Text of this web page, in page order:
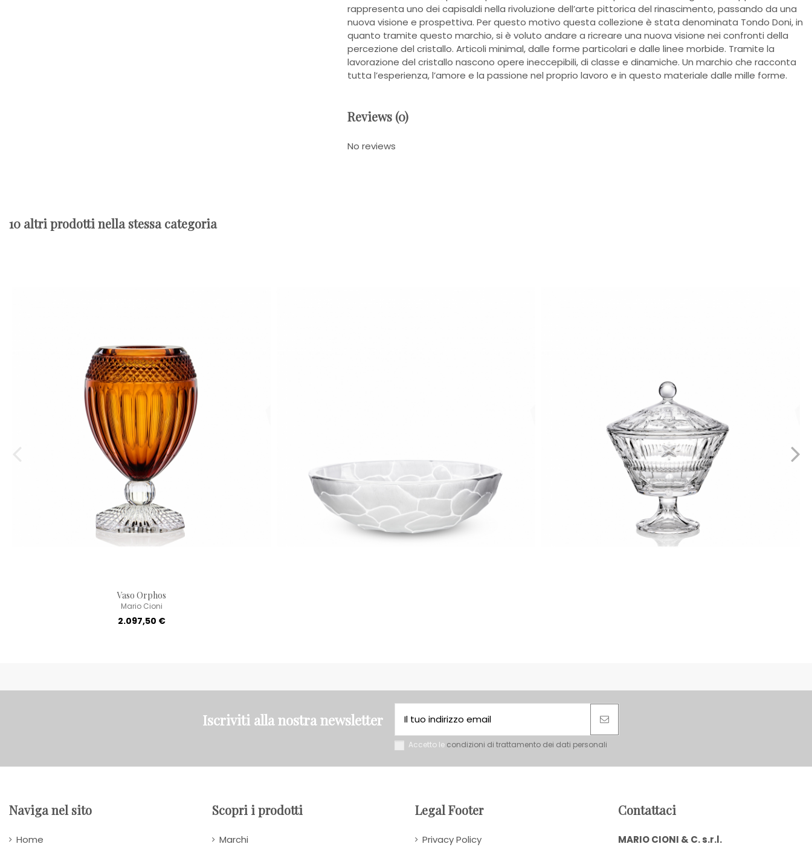
rappresenta uno dei capisaldi nella rivoluzione dell’arte pittorica del rinascimento, passando da una
nuova visione e prospettiva. Per questo motivo questa collezione è stata denominata Tondo Doni, in
quanto tramite questo marchio, si è voluto andare a ricreare una nuova visione nei confronti della
percezione del cristallo. Articoli minimal, dalle forme particolari e dalle linee morbide. Tramite la
lavorazione del cristallo nascono opere ineccepibili, di classe e dinamiche. Un marchio che racconta
tutta l’esperienza, l’amore e la passione nel proprio lavoro e in questo materiale dalle mille forme.
Reviews (0)
No reviews
10 altri prodotti nella stessa categoria
Vaso Orphos
Mario Cioni
2.097,50 €
Iscriviti alla nostra newsletter
Accetto le condizioni di trattamento dei dati personali
Naviga nel sito
Home
Scopri i prodotti
Marchi
Legal Footer
Privacy Policy
Contattaci
MARIO CIONI & C. s.r.l.